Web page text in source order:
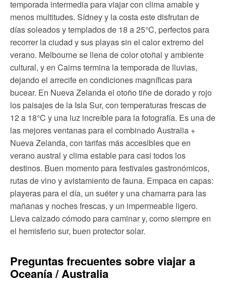
temporada intermedia para viajar con clima amable y
menos multitudes. Sídney y la costa este disfrutan de
días soleados y templados de 18 a 25°C, perfectos para
recorrer la ciudad y sus playas sin el calor extremo del
verano. Melbourne se llena de color otoñal y ambiente
cultural, y en Cairns termina la temporada de lluvias,
dejando el arrecife en condiciones magníficas para
bucear. En Nueva Zelanda el otoño tiñe de dorado y rojo
los paisajes de la Isla Sur, con temperaturas frescas de
12 a 18°C y una luz increíble para la fotografía. Es una de
las mejores ventanas para el combinado Australia +
Nueva Zelanda, con tarifas más accesibles que en
verano austral y clima estable para casi todos los
destinos. Buen momento para festivales gastronómicos,
rutas de vino y avistamiento de fauna. Empaca en capas:
playeras para el día, un suéter y una chamarra para las
mañanas y noches frescas, y un impermeable ligero.
Lleva calzado cómodo para caminar y, como siempre en
el hemisferio sur, buen protector solar.
Preguntas frecuentes sobre viajar a
Oceanía / Australia